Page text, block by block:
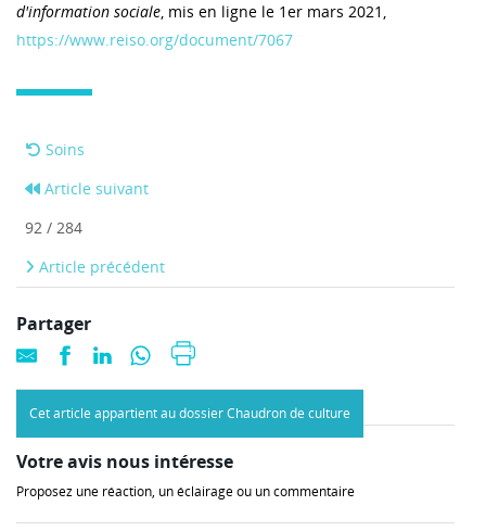
d'information sociale, mis en ligne le 1er mars 2021,
https://www.reiso.org/document/7067
Soins
Article suivant
92 / 284
Article précédent
Partager
Cet article appartient au dossier Chaudron de culture
Votre avis nous intéresse
Proposez une réaction, un éclairage ou un commentaire